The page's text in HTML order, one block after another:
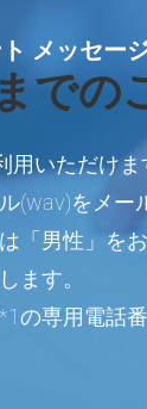
メッセー
での
いただけま
(wav)をメー
「男性」を
ます。
*1の専用電話